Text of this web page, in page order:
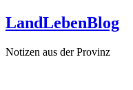
Zum
Inhalt
LandLebenBlog
Notizen aus der Provinz